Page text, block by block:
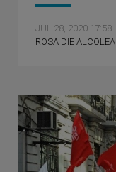
JUL 28, 2020 17:58
ROSA DIE ALCOLEA